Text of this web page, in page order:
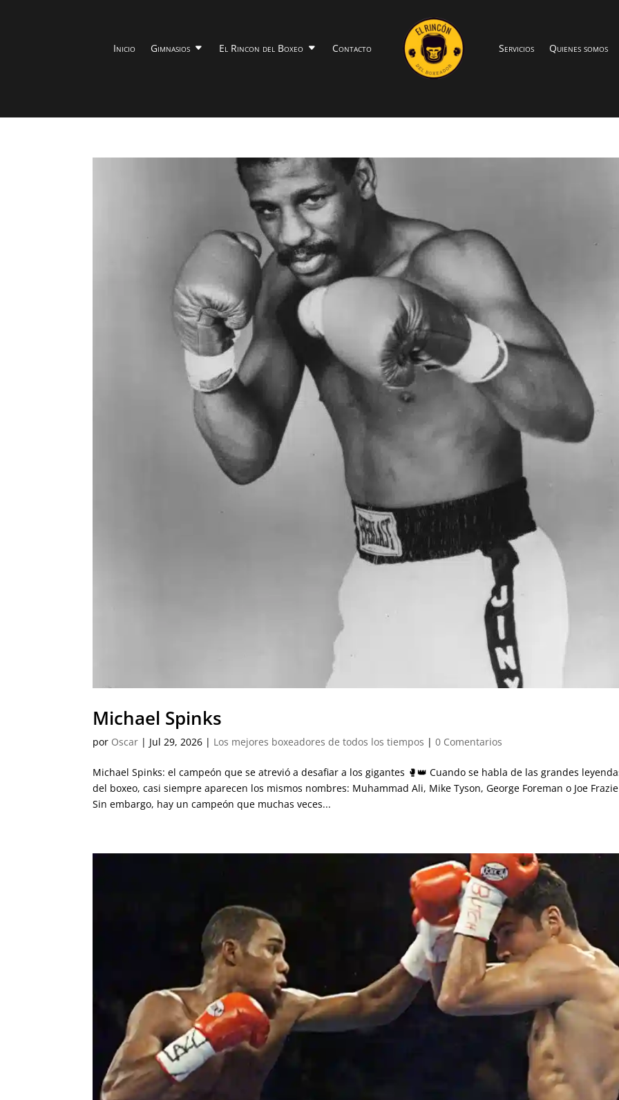
Inicio Gimnasios El Rincon del Boxeo Contacto Servicios Quienes somos
Michael Spinks
por Oscar | Jul 29, 2026 | Los mejores boxeadores de todos los tiempos |0 Comentarios
Michael Spinks: el campeón que se atrevió a desafiar a los gigantes 🥊👑 Cuando se habla de las grandes
del boxeo, casi siempre aparecen los mismos nombres: Muhammad Ali, Mike Tyson, George Foreman o Joe
Sin embargo, hay un campeón que muchas veces...